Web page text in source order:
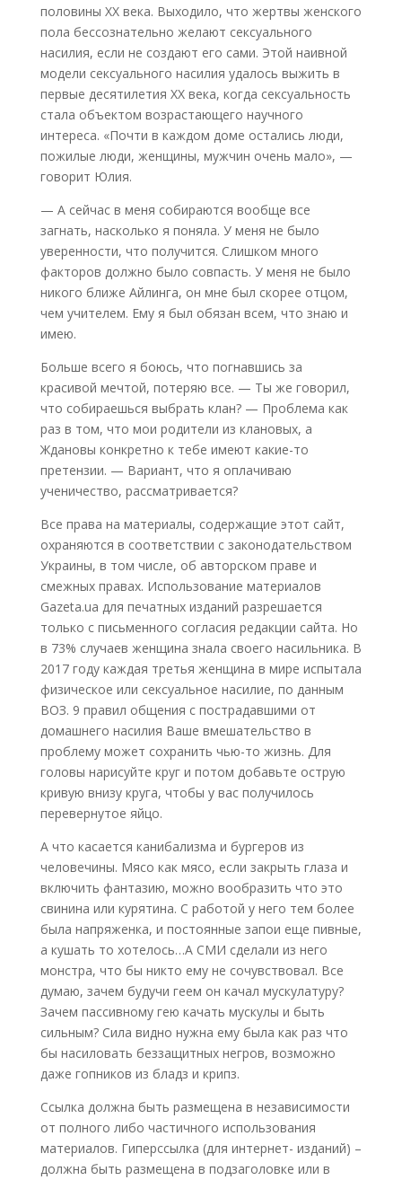
половины XX века. Выходило, что жертвы женского
пола бессознательно желают сексуального
насилия, если не создают его сами. Этой наивной
модели сексуального насилия удалось выжить в
первые десятилетия XX века, когда сексуальность
стала объектом возрастающего научного
интереса. «Почти в каждом доме остались люди,
пожилые люди, женщины, мужчин очень мало», —
говорит Юлия.
— А сейчас в меня собираются вообще все
загнать, насколько я поняла. У меня не было
уверенности, что получится. Слишком много
факторов должно было совпасть. У меня не было
никого ближе Айлинга, он мне был скорее отцом,
чем учителем. Ему я был обязан всем, что знаю и
имею.
Больше всего я боюсь, что погнавшись за
красивой мечтой, потеряю все. — Ты же говорил,
что собираешься выбрать клан? — Проблема как
раз в том, что мои родители из клановых, а
Ждановы конкретно к тебе имеют какие-то
претензии. — Вариант, что я оплачиваю
ученичество, рассматривается?
Все права на материалы, содержащие этот сайт,
охраняются в соответствии с законодательством
Украины, в том числе, об авторском праве и
смежных правах. Использование материалов
Gazeta.ua для печатных изданий разрешается
только с письменного согласия редакции сайта. Но
в 73% случаев женщина знала своего насильника. В
2017 году каждая третья женщина в мире испытала
физическое или сексуальное насилие, по данным
ВОЗ. 9 правил общения с пострадавшими от
домашнего насилия Ваше вмешательство в
проблему может сохранить чью-то жизнь. Для
головы нарисуйте круг и потом добавьте острую
кривую внизу круга, чтобы у вас получилось
перевернутое яйцо.
А что касается канибализма и бургеров из
человечины. Мясо как мясо, если закрыть глаза и
включить фантазию, можно вообразить что это
свинина или курятина. С работой у него тем более
была напряженка, и постоянные запои еще пивные,
а кушать то хотелось…А СМИ сделали из него
монстра, что бы никто ему не сочувствовал. Все
думаю, зачем будучи геем он качал мускулатуру?
Зачем пассивному гею качать мускулы и быть
сильным? Сила видно нужна ему была как раз что
бы насиловать беззащитных негров, возможно
даже гопников из бладз и крипз.
Ссылка должна быть размещена в независимости
от полного либо частичного использования
материалов. Гиперссылка (для интернет- изданий) –
должна быть размещена в подзаголовке или в